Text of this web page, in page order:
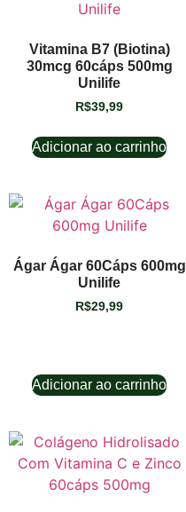
Vitamina B7 (Biotina)
30mcg 60cáps 500mg
Unilife
R$39,99
Adicionar ao carrinho
Ágar Ágar 60Cáps 600mg
Unilife
R$29,99
Adicionar ao carrinho